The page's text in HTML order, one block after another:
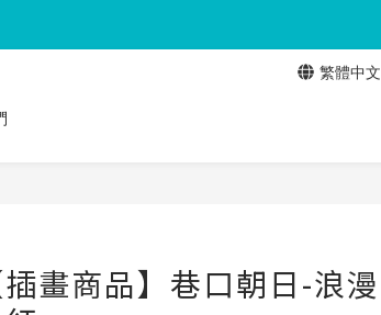
繁體中文
插畫商品】巷口朝日-浪漫